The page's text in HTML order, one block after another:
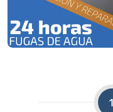
1